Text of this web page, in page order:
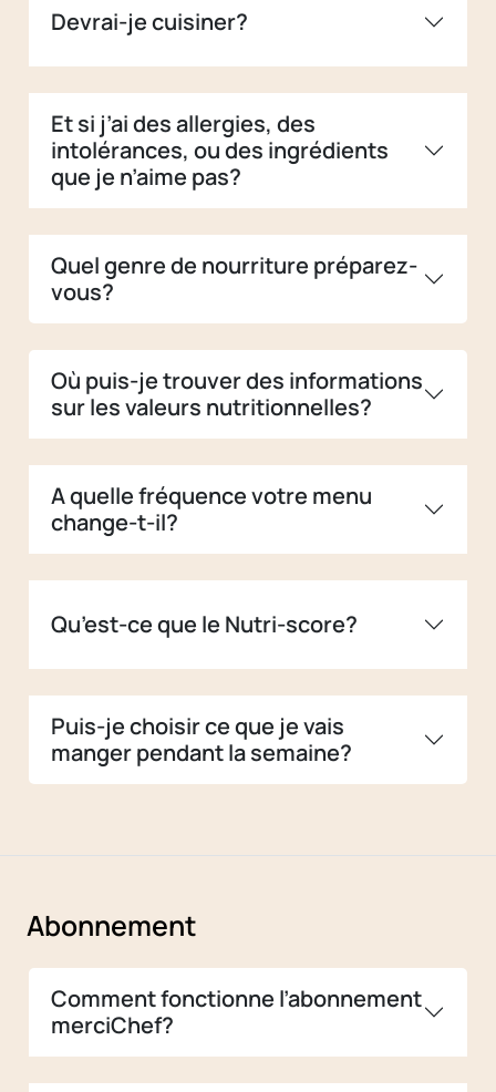
Devrai-je cuisiner?
Et si j’ai des allergies, des
intolérances, ou des ingrédients
que je n’aime pas?
Quel genre de nourriture préparez-
vous?
Où puis-je trouver des informations
sur les valeurs nutritionnelles?
A quelle fréquence votre menu
change-t-il?
Qu’est-ce que le Nutri-score?
Puis-je choisir ce que je vais
manger pendant la semaine?
Abonnement
Comment fonctionne l’abonnement
merciChef?